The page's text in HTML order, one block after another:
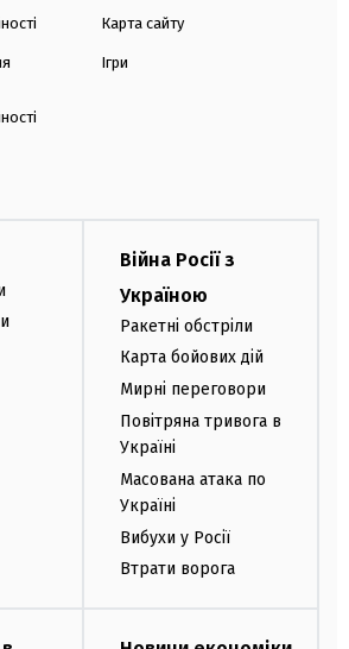
Карта сайту
Ігри
Війна Росії з
Україною
Ракетні обстріли
Карта бойових дій
Мирні переговори
Повітряна тривога в
Україні
Масована атака по
Україні
Вибухи у Росії
Втрати ворога